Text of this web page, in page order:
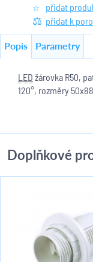
přidat
přidat k
Popis Parametry
LED žárovka R50,
120°, rozměry
Doplňkové